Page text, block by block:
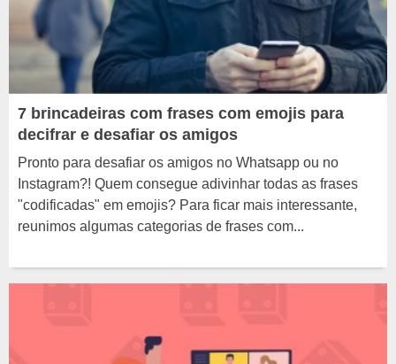
7 brincadeiras com frases com emojis para
decifrar e desafiar os amigos
Pronto para desafiar os amigos no Whatsapp ou no
Instagram?! Quem consegue adivinhar todas as frases
"codificadas" em emojis? Para ficar mais interessante,
reunimos algumas categorias de frases com...